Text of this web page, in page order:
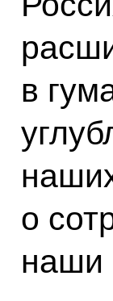
в
о
наши